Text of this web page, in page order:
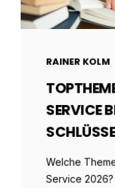
RAINER KOLM
SERVICE
Welche
Service 2026?